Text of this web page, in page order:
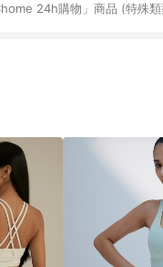
24h購物」商品 (特殊
下載軟體、奶粉/副食品、
饋LINE POINTS點數資格亦
《8》LINE購物為購物資
24h購物銷售網頁不符，